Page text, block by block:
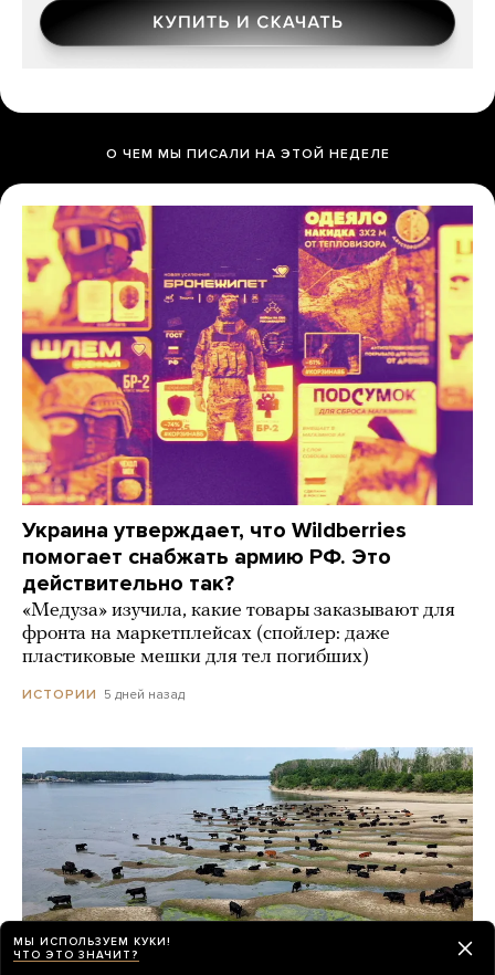
О ЧЕМ МЫ ПИСАЛИ НА ЭТОЙ НЕДЕЛЕ
Украина утверждает, что Wildberries
помогает снабжать армию РФ. Это
действительно так?
«Медуза» изучила, какие товары заказывают для
фронта на маркетплейсах (спойлер: даже
пластиковые мешки для тел погибших)
ИСТОРИИ 5 дней назад
МЫ ИСПОЛЬЗУЕМ КУКИ!
ЧТО ЭТО ЗНАЧИТ?